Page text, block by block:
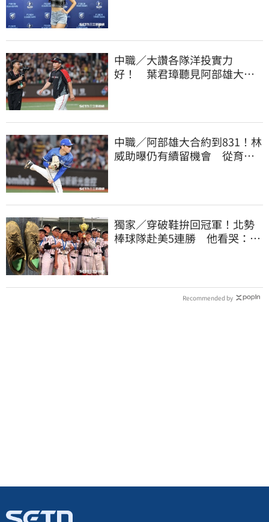
中職／大讚各隊洋投實力
好！ 葉君璋聽見阿部雄大被
中職／阿部雄大合約到831！林
威助曝仍有續留機會 從育成
獨家／穿破鞋拚回冠軍！北勢
棒球隊赴美5連勝 他看哭：台
Recommended by